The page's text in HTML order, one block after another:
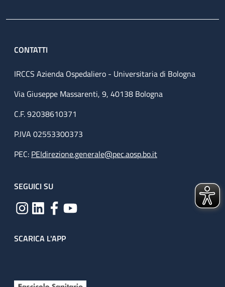
CONTATTI
IRCCS Azienda Ospedaliero - Universitaria di Bologna
Via Giuseppe Massarenti, 9, 40138 Bologna
C.F. 92038610371
P.IVA 02553300373
PEC: PEIdirezione.generale@pec.aosp.bo.it
SEGUICI SU
SCARICA L'APP